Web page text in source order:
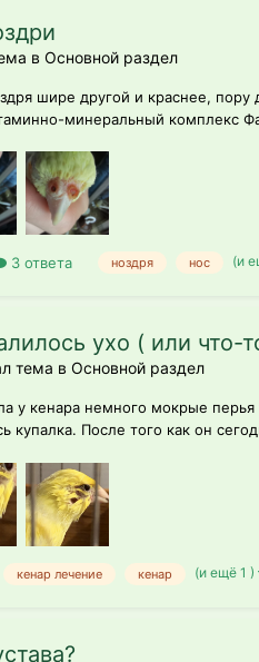
в Основной раздел
шире другой и краснее,
минеральный комплекс
3 ответа ноздря нос (и
ухо ( или что-
тема в Основной раздел
у кенара немного мокрые
купалка. После того как он
кенар лечение кенар (и ещё 1 )